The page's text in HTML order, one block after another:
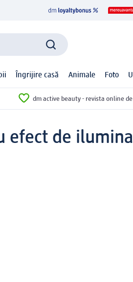
Îngrijire casă Animale Foto
dm active beauty - revista online
efect de